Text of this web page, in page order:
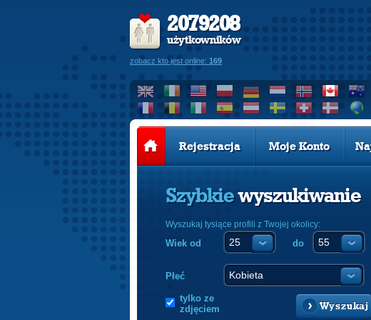
2079208
użytkowników
zobacz kto jest online: 169
Rejestracja Moje Konto
Szybkiewyszukiwanie
Wyszukaj tysiące profili z Twojej okolicy:
Wiek od do
Płeć
tylko ze
zdjęciem
Wyszukaj